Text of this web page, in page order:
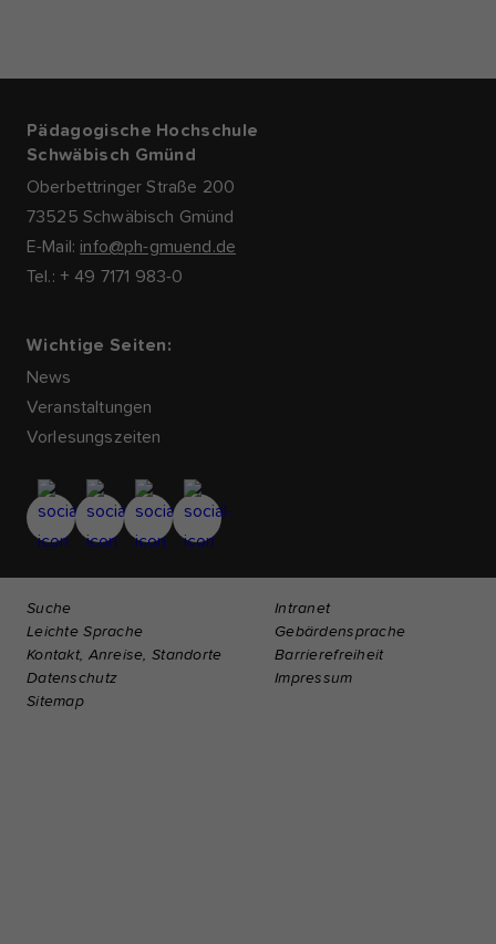
Pädagogische Hochschule
Schwäbisch Gmünd
Oberbettringer Straße 200
73525 Schwäbisch Gmünd
E-Mail: info@ph-gmuend.de
Tel.: + 49 7171 983-0
Wichtige Seiten:
News
Veranstaltungen
Vorlesungszeiten
Suche
Intranet
Leichte Sprache
Gebärdensprache
Kontakt, Anreise, Standorte
Barrierefreiheit
Datenschutz
Impressum
Sitemap